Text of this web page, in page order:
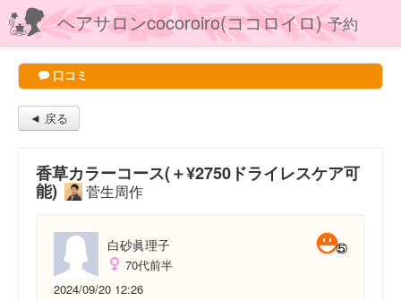
ヘアサロンcocoroiro(ココロイロ)予約
口コミ
◄ 戻る
香草カラーコース(＋¥2750ドライレスケア可
能) 菅生周作
白砂眞理子
70代前半
2024/09/20 12:26